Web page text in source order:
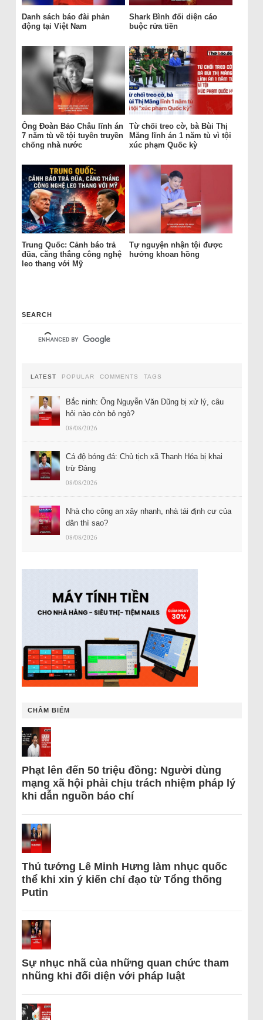
Danh sách báo đài phản
động tại Việt Nam
Shark Bình đối diện cáo
buộc rửa tiền
Ông Đoàn Bảo Châu lĩnh án
7 năm tù về tội tuyên truyền
chống nhà nước
Từ chối treo cờ, bà Bùi Thị
Măng lĩnh án 1 năm tù vì tội
xúc phạm Quốc kỳ
Trung Quốc: Cảnh báo trả
đũa, căng thẳng công nghệ
leo thang với Mỹ
Tự nguyện nhận tội được
hưởng khoan hồng
SEARCH
LATEST POPULAR COMMENTS TAGS
Bắc ninh: Ông Nguyễn Văn Dũng bị xử lý, câu
hỏi nào còn bỏ ngỏ?
08/08/2026
Cá độ bóng đá: Chủ tịch xã Thanh Hóa bị khai
trừ Đảng
08/08/2026
Nhà cho công an xây nhanh, nhà tái định cư của
dân thì sao?
08/08/2026
CHÂM BIẾM
Phạt lên đến 50 triệu đồng: Người dùng
mạng xã hội phải chịu trách nhiệm pháp lý
khi dẫn nguồn báo chí
Thủ tướng Lê Minh Hưng làm nhục quốc
thể khi xin ý kiến chỉ đạo từ Tổng thống
Putin
Sự nhục nhã của những quan chức tham
nhũng khi đối diện với pháp luật